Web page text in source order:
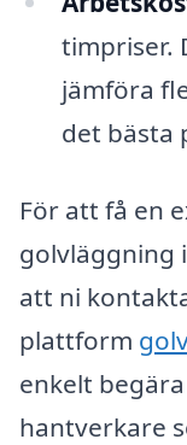
timpriser.
jämföra
det bästa
För att få en
golvläggning
att ni
plattform
enkelt
hantverkare